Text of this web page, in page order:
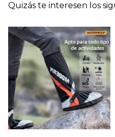
Quizás te interesen los